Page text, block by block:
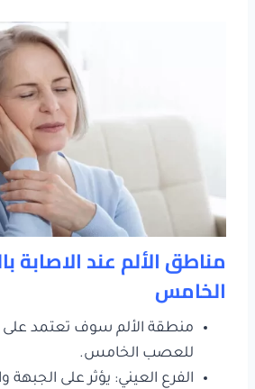
مناطق الألم عند الاصابة
الخامس
منطقة الألم سوف تعتمد على
للعصب الخامس.
الفرع العيني: يؤثر على الجبهة